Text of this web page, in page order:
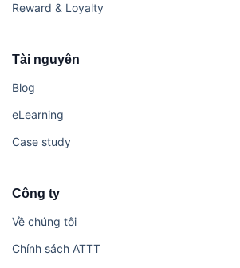
Reward & Loyalty
Tài nguyên
Blog
eLearning
Case study
Công ty
Về chúng tôi
Chính sách ATTT